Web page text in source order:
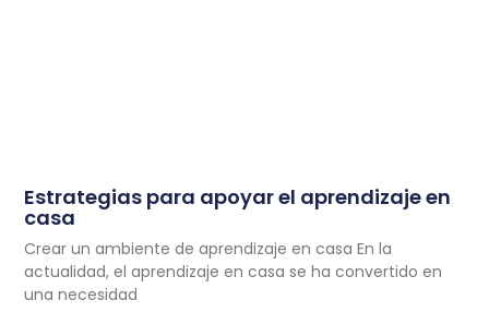
Estrategias para apoyar el aprendizaje en
casa
Crear un ambiente de aprendizaje en casa En la
actualidad, el aprendizaje en casa se ha convertido en
una necesidad